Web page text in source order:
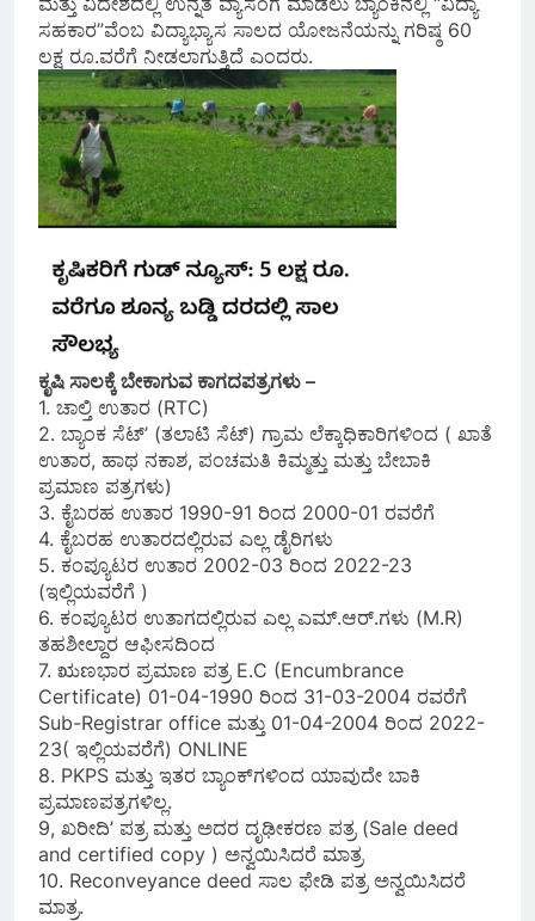
ಸಹಕಾರ”ವೆಂಬ ವಿದ್ಯಾಭ್ಯಾಸ ಸಾಲದ ಯೋಜನೆಯನ್ನು ಗರಿಷ್ಠ 60
ಲಕ್ಷ ರೂ.ವರೆಗೆ ನೀಡಲಾಗುತ್ತಿದೆ ಎಂದರು.
ಕೃಷಿ ಸಾಲಕ್ಕೆ ಬೇಕಾಗುವ ಕಾಗದಪತ್ರಗಳು –
1. ಚಾಲ್ತಿ ಉತಾರ (RTC)
2. ಬ್ಯಾಂಕ ಸೆಟ್’ (ತಲಾಟಿ ಸೆಟ್) ಗ್ರಾಮ ಲೆಕ್ಕಾಧಿಕಾರಿಗಳಿಂದ ( ಖಾತೆ
ಉತಾರ, ಹಾಥ ನಕಾಶ, ಪಂಚಮತಿ ಕಿಮ್ಮತ್ತು ಮತ್ತು ಬೇಬಾಕಿ
ಪ್ರಮಾಣ ಪತ್ರಗಳು)
3. ಕೈಬರಹ ಉತಾರ 1990-91 ರಿಂದ 2000-01 ರವರೆಗೆ
4. ಕೈಬರಹ ಉತಾರದಲ್ಲಿರುವ ಎಲ್ಲ ಡೈರಿಗಳು
5. ಕಂಪ್ಯೂಟರ ಉತಾರ 2002-03 ರಿಂದ 2022-23
(ಇಲ್ಲಿಯವರೆಗೆ )
6. ಕಂಪ್ಯೂಟರ ಉತಾಗದಲ್ಲಿರುವ ಎಲ್ಲ ಎಮ್.ಆರ್.ಗಳು (M.R)
ತಹಶೀಲ್ದಾರ ಆಫೀಸದಿಂದ
7. ಋಣಭಾರ ಪ್ರಮಾಣ ಪತ್ರ E.C (Encumbrance
Certificate) 01-04-1990 ರಿಂದ 31-03-2004 ರವರೆಗೆ
Sub-Registrar office ಮತ್ತು 01-04-2004 ರಿಂದ 2022-
23( ಇಲ್ಲಿಯವರೆಗೆ) ONLINE
8. PKPS ಮತ್ತು ಇತರ ಬ್ಯಾಂಕ್‌ಗಳಿಂದ ಯಾವುದೇ ಬಾಕಿ
ಪ್ರಮಾಣಪತ್ರಗಳಿಲ್ಲ.
9, ಖರೀದಿ’ ಪತ್ರ ಮತ್ತು ಅದರ ದೃಢೀಕರಣ ಪತ್ರ (Sale deed
and certified copy ) ಅನ್ವಯಿಸಿದರೆ ಮಾತ್ರ
10. Reconveyance deed ಸಾಲ ಫೇಡಿ ಪತ್ರ ಅನ್ವಯಿಸಿದರೆ
ಮಾತ್ರ.